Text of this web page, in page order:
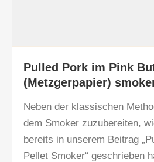
Pulled Pork im Pink
(Metzgerpapier)
Neben der klassischen
dem Smoker zuzubereiten,
bereits in unserem Beitrag
Pellet Smoker“ geschrieben